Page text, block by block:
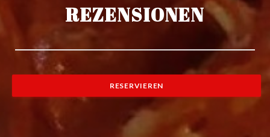
REZENSIONEN
RESERVIEREN